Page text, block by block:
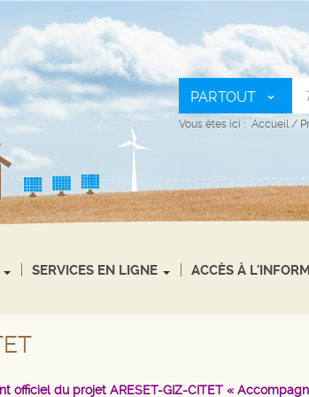
PARTOUT
Vous êtes ici : Accueil /
SERVICES EN LIGNE ACCÈS À
officiel du projet ARESET-GIZ-CITET «